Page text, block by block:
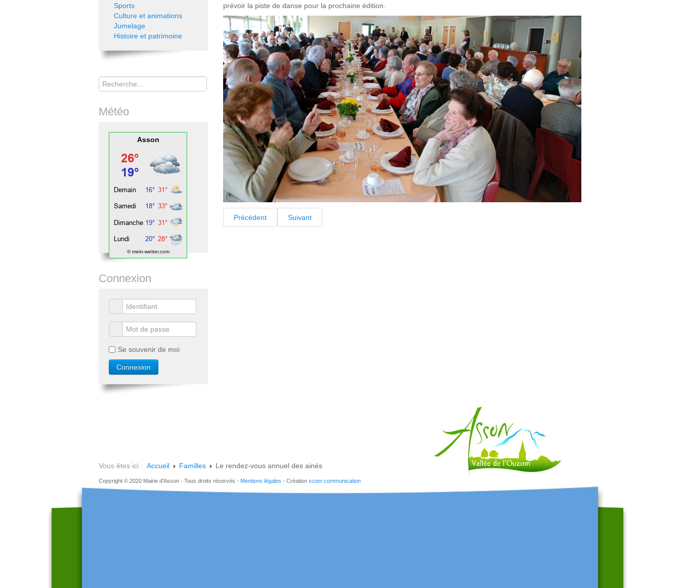
prévoir la piste de danse pour la prochaine édition.
Précédent Suivant
Sports
Culture et animations
Jumelage
Histoire et patrimoine
Rechercher
Météo
Asson
© mein-wetter.com
Connexion
Se souvenir de moi
Vous êtes ici : Accueil Familles Le rendez-vous annuel des ainés
Copyright © 2020 Mairie d'Asson - Tous droits réservés - Mentions légales - Création scom communication